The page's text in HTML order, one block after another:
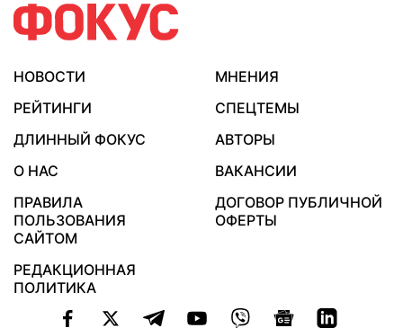
НОВОСТИ
МНЕНИЯ
РЕЙТИНГИ
СПЕЦТЕМЫ
ДЛИННЫЙ ФОКУС
АВТОРЫ
О НАС
ВАКАНСИИ
ПРАВИЛА
ПОЛЬЗОВАНИЯ
САЙТОМ
ДОГОВОР ПУБЛИЧНОЙ
ОФЕРТЫ
РЕДАКЦИОННАЯ
ПОЛИТИКА